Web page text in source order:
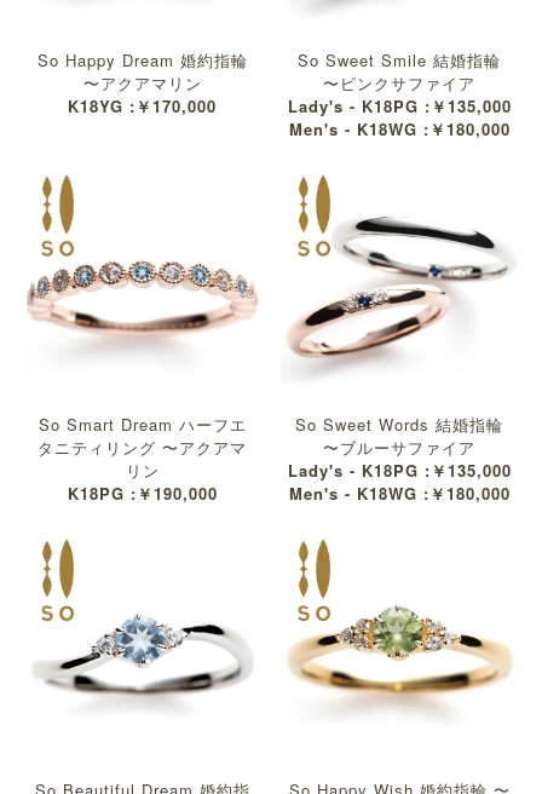
So Happy Dream 婚約指輪
〜アクアマリン
K18YG :￥170,000
So Sweet Smile 結婚指輪
〜ピンクサファイア
Lady's - K18PG :￥135,000
Men's - K18WG :￥180,000
So Smart Dream ハーフエ
タニティリング 〜アクアマ
リン
K18PG :￥190,000
So Sweet Words 結婚指輪
〜ブルーサファイア
Lady's - K18PG :￥135,000
Men's - K18WG :￥180,000